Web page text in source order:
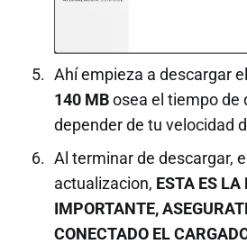
Ahí empieza a descargar
140 MBosea el tiempo de
depender de tu velocidad
Al terminar de descargar,
actualizacion, ESTA ES
IMPORTANTE,
CONECTADO EL